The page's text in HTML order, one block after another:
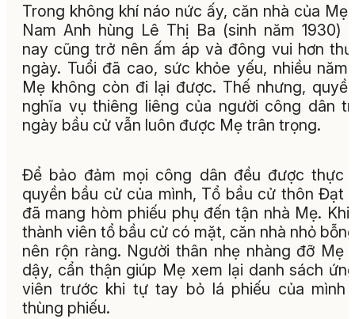
Trong không khí náo nức ấy, căn nhà của Mẹ
Nam Anh hùng Lê Thị Ba (sinh năm 1930)
nay cũng trở nên ấm áp và đông vui hơn
ngày. Tuổi đã cao, sức khỏe yếu, nhiều năm
Mẹ không còn đi lại được. Thế nhưng,
nghĩa vụ thiêng liêng của người công dân
ngày bầu cử vẫn luôn được Mẹ trân trọng.
Để bảo đảm mọi công dân đều được thực
quyền bầu cử của mình, Tổ bầu cử thôn Đạt
đã mang hòm phiếu phụ đến tận nhà Mẹ. Khi
thành viên tổ bầu cử có mặt, căn nhà nhỏ
nên rộn ràng. Người thân nhẹ nhàng đỡ Mẹ
dậy, cẩn thận giúp Mẹ xem lại danh sách
viên trước khi tự tay bỏ lá phiếu của mình
thùng phiếu.